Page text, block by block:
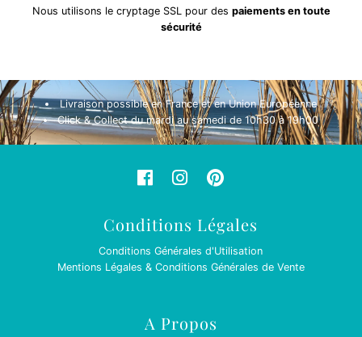
Nous utilisons le cryptage SSL pour des paiements en toute
sécurité
Livraison possible en France et en Union Européenne
Click & Collect du mardi au samedi de 10h30 à 19h00
Conditions Légales
Conditions Générales d'Utilisation
Mentions Légales & Conditions Générales de Vente
A Propos